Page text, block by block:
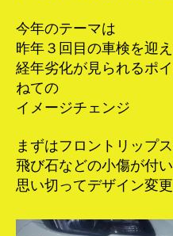
今年のテーマは
昨年３回目の車検を迎
経年劣化が見られるポ
ねての
イメージチェンジ
まずはフロントリップ
飛び石などの小傷が付
思い切ってデザイン変更